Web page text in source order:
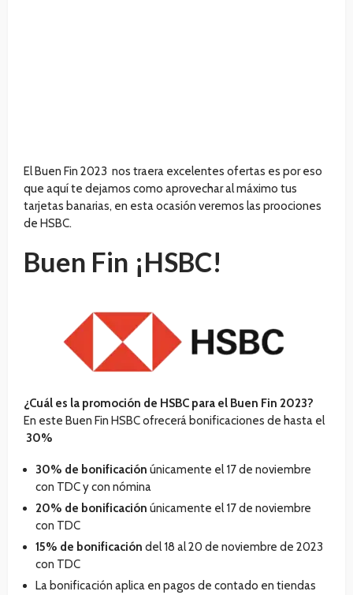
El Buen Fin 2023 nos traera excelentes ofertas es por eso
que aquí te dejamos como aprovechar al máximo tus
tarjetas banarias, en esta ocasión veremos las proociones
de HSBC.
Buen Fin ¡HSBC!
¿Cuál es la promoción de HSBC para el Buen Fin 2023?
En este Buen Fin HSBC ofrecerá bonificaciones de hasta el
30%
30% de bonificación únicamente el 17 de noviembre
con TDC y con nómina
20% de bonificación únicamente el 17 de noviembre
con TDC
15% de bonificación del 18 al 20 de noviembre de 2023
con TDC
La bonificación aplica en pagos de contado en tiendas